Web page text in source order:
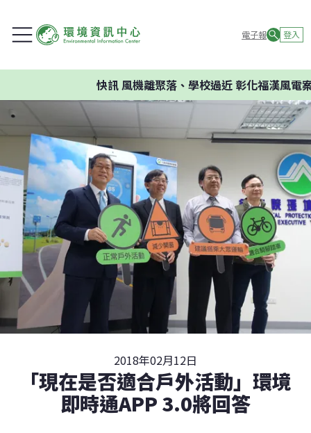
電子報 登入
快訊風機離聚落、學校過近 彰化福漢風電案
2018年02月12日
「現在是否適合戶外活動」環境
即時通APP 3.0將回答